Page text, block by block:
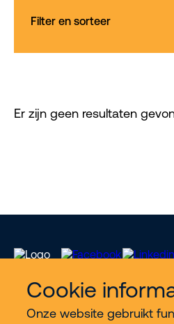
Cookie
Onze website gebruikt
Filter en sorteer
Er zijn geen resultaten